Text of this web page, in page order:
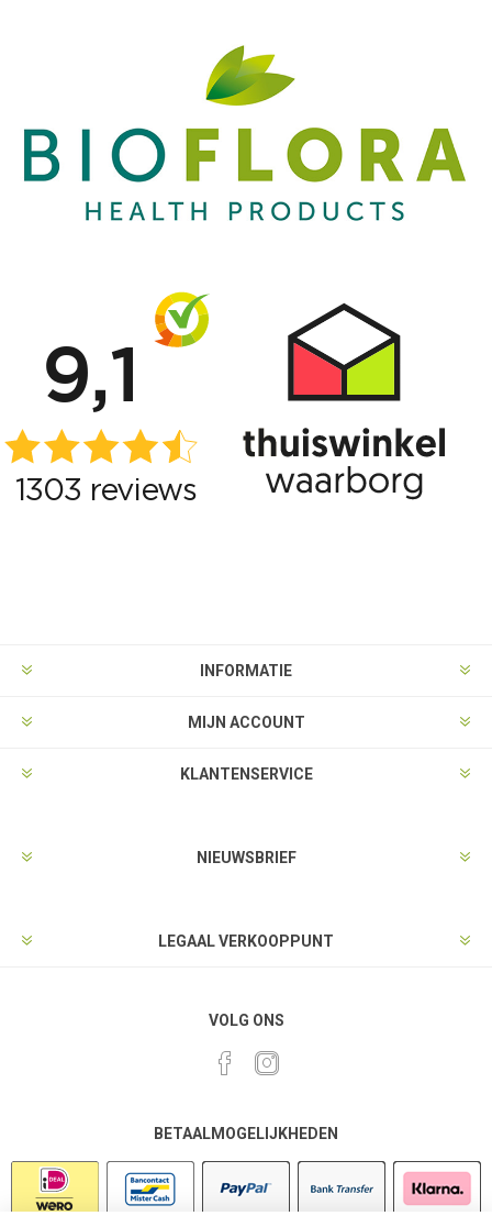
INFORMATIE
MIJN ACCOUNT
KLANTENSERVICE
NIEUWSBRIEF
LEGAAL VERKOOPPUNT
VOLG ONS
BETAALMOGELIJKHEDEN